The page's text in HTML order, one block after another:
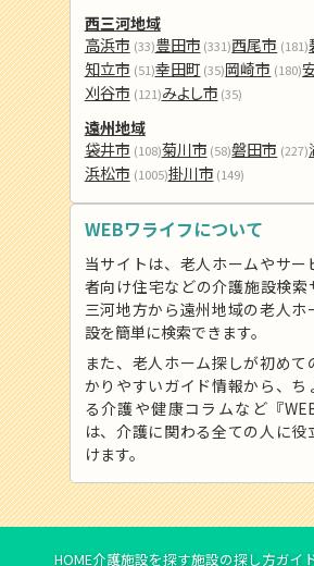
西三河地域
高浜市 (33)豊田市 (331)西尾市 (181)
知立市 (51)幸田町 (35)岡崎市 (180)
刈谷市 (121)みよし市 (35)
遠州地域
袋井市 (108)菊川市 (58)磐田市 (227)
浜松市 (1005)掛川市 (149)
WEBワライフについて
当サイトは、老人ホームやサー
者向け住宅などの介護施設検索
三河地方から遠州地域の老人ホ
設を簡単に検索できます。
また、老人ホーム探しが初めて
かりやすいガイド情報から、ち
る介護や健康コラムなど『
は、介護に関わる全ての人に役
けます。
HOME介護施設を探す施設の探し方ガイ